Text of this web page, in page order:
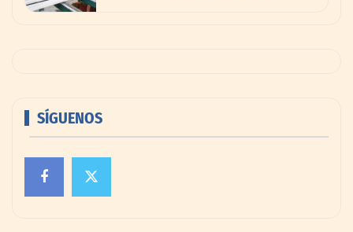
SÍGUENOS